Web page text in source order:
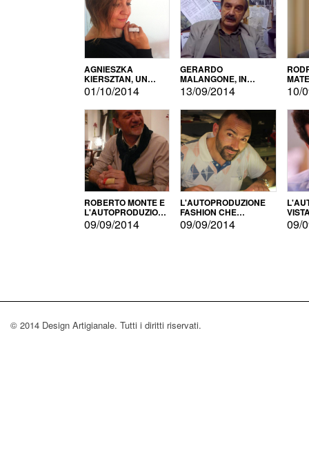
AGNIESZKA
KIERSZTAN, UN
MODELLO DI
AUTOPRODUZIONE
01/10/2014
GERARDO
MALANGONE, IN
GIURIA PER IL
CONCORSO
LETTERARIO
13/09/2014 10/
ROBERTO MONTE E
L'AUTOPRODUZIONE
CON IL CENSIMENTO
09/09/2014
L'AUTOPRODUZIONE
FASHION CHE
CONQUISTA GLI USA
09/09/2014 09/
© 2014 Design Artigianale. Tutti i diritti riservati.